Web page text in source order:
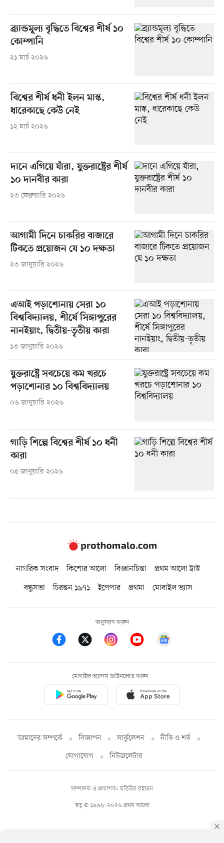
ব্র্যান্ডমূল্য বৃদ্ধিতে বিশ্বের শীর্ষ ১০
কোম্পানি
২১ মার্চ ২০২৬
বিশ্বের শীর্ষ ধনী ইলন মাস্ক,
ধারেকাছে কেউ নেই
১২ মার্চ ২০২৬
দানে এগিয়ে যাঁরা, যুক্তরাষ্ট্রের শীর্ষ
১০ দানবীর কারা
২৩ ফেব্রুয়ারি ২০২৬
আগামী দিনে চাকরির বাজারে
টিকতে প্রয়োজন যে ১০ দক্ষতা
২৩ জানুয়ারি ২০২৬
এআই পড়াশোনায় সেরা ১০
বিশ্ববিদ্যালয়, শীর্ষে সিঙ্গাপুরের
নানইয়াং, দ্বিতীয়-তৃতীয় কারা
১৩ জানুয়ারি ২০২৬
যুক্তরাষ্ট্রে সবচেয়ে কম খরচে
পড়াশোনার ১০ বিশ্ববিদ্যালয়
০৬ জানুয়ারি ২০২৬
গাড়ি শিল্পে বিশ্বের শীর্ষ ১০ ধনী
কারা
০৫ জানুয়ারি ২০২৬
নাগরিক সংবাদ কিশোর আলো বিজ্ঞানচিন্তা
প্রথম আলো ট্রাস্ট
বন্ধুসভা
চিরন্তন ১৯৭১ ইপেপার প্রথমা মোবাইল ভ্যাস
অনুসরণ করুন
মোবাইল অ্যাপস ডাউনলোড করুন
আমাদের সম্পর্কে বিজ্ঞাপন সার্কুলেশন
নীতি ও শর্ত
যোগাযোগ
নিউজলেটার
স্বত্ব © ১৯৯৮-২০২৬ প্রথম আলো
সম্পাদক ও প্রকাশক: মতিউর রহমান